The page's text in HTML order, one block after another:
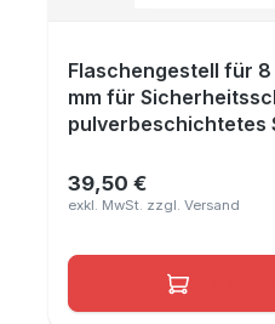
Flaschengestell für
mm für
pulverbeschichtetes
Regulärer Preis:
39,50 €